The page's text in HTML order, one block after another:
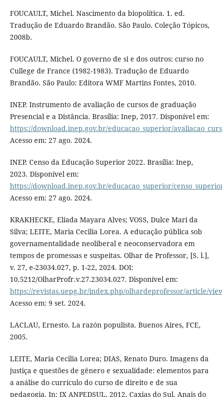
FOUCAULT, Michel. Nascimento da biopolítica. 1. ed.
Tradução de Eduardo Brandão. São Paulo. Coleção Tópicos,
2008b.
FOUCAULT, Michel. O governo de si e dos outros: curso no
Cullege de France (1982-1983). Tradução de Eduardo
Brandão. São Paulo: Editora WMF Martins Fontes, 2010.
INEP. Instrumento de avaliação de cursos de graduação
Presencial e a Distância. Brasília: Inep, 2017. Disponível em:
https://download.inep.gov.br/educacao_superior/
Acesso em: 27 ago. 2024.
INEP. Censo da Educação Superior 2022. Brasília: Inep,
2023. Disponível em:
https://download.inep.gov.br/educacao_superior/
Acesso em: 27 ago. 2024.
KRAKHECKE, Eliada Mayara Alves; VOSS, Dulce Mari da
Silva; LEITE, Maria Cecilia Lorea. A educação pública sob
governamentalidade neoliberal e neoconservadora em
tempos de promessas e suspeitas. Olhar de Professor, [S. l.],
v. 27, e-23034.027, p. 1-22, 2024. DOI:
10.5212/OlharProfr.v.27.23034.027. Disponível em:
https://revistas.uepg.br/index.php/olhardeprofessor/article/
Acesso em: 9 set. 2024.
LACLAU, Ernesto. La razón populista. Buenos Aires, FCE,
2005.
LEITE, Maria Cecilia Lorea; DIAS, Renato Duro. Imagens da
justiça e questões de gênero e sexualidade: elementos para
a análise do currículo do curso de direito e de sua
pedagogia. In: IX ANPEDSUL, 2012, Caxias do Sul. Anais do